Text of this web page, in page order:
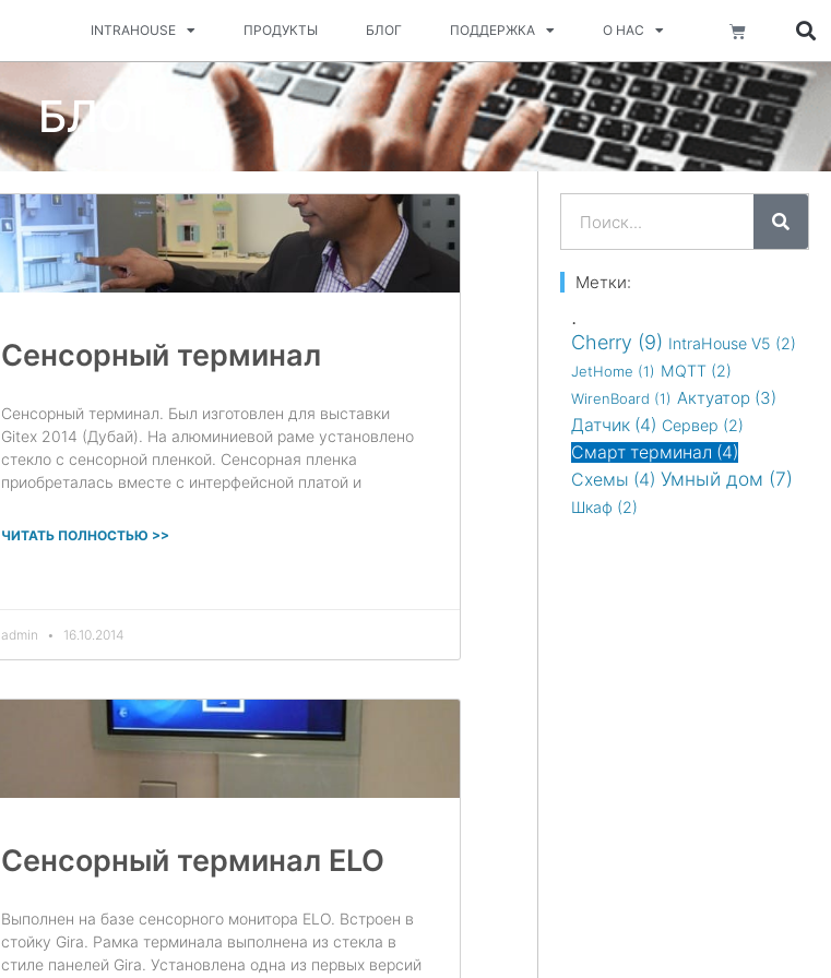
INTRAHOUSE ПРОДУКТЫ БЛОГ ПОДДЕРЖКА О НАС Корзина
БЛОГ
Сенсорный терминал
Сенсорный терминал. Был изготовлен для выставки
Gitex 2014 (Дубай). На алюминиевой раме установлено
стекло с сенсорной пленкой. Сенсорная пленка
приобреталась вместе с интерфейсной платой и
ЧИТАТЬ ПОЛНОСТЬЮ >>
admin 16.10.2014
Сенсорный терминал ELO
Выполнен на базе сенсорного монитора ELO. Встроен в
стойку Gira. Рамка терминала выполнена из стекла в
стиле панелей Gira. Установлена одна из первых версий
Метки:
.
Cherry (9) IntraHouse V5 (2)
JetHome (1) MQTT (2)
WirenBoard (1) Актуатор (3)
Датчик (4) Сервер (2)
Смарт терминал (4)
Схемы (4) Умный дом (7)
Шкаф (2)